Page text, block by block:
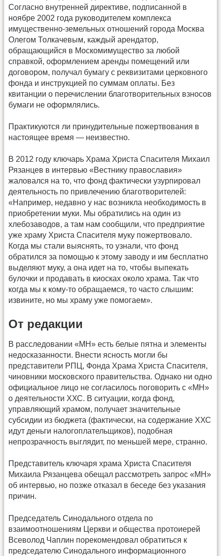
Согласно внутренней директиве, подписанной в
ноябре 2002 года руководителем комплекса
имущественно-земельных отношений города Москва
Олегом Толкачевым, каждый арендатор,
обращающийся в Москомимущество за любой
справкой, оформлением аренды помещений или
договором, получал бумагу с реквизитами церковного
фонда и инструкцией по суммам оплаты. Без
квитанции о перечислении благотворительных взносов
бумаги не оформлялись.
Практикуются ли принудительные пожертвования в
настоящее время — неизвестно.
В 2012 году ключарь Храма Христа Спасителя Михаил
Рязанцев в интервью «Вестнику православия»
жаловался на то, что фонд фактически узурпировал
деятельность по привлечению благотворителей:
«Например, недавно у нас возникла необходимость в
приобретении муки. Мы обратились на один из
хлебозаводов, а там нам сообщили, что предприятие
уже храму Христа Спасителя муку пожертвовало.
Когда мы стали выяснять, то узнали, что фонд
обратился за помощью к этому заводу и им бесплатно
выделяют муку, а она идет на то, чтобы выпекать
булочки и продавать в киосках около храма. Так что
когда мы к кому-то обращаемся, то часто слышим:
извините, но мы храму уже помогаем».
От редакции
В расследовании «МН» есть белые пятна и элементы
недосказанности. Внести ясность могли бы
представители РПЦ, Фонда Храма Христа Спасителя,
чиновники московского правительства. Однако ни одно
официальное лицо не согласилось поговорить с «МН»
о деятельности ХХС. В ситуации, когда фонд,
управляющий храмом, получает значительные
субсидии из бюджета (фактически, на содержание ХХС
идут деньги налогоплательщиков), подобная
непрозрачность выглядит, по меньшей мере, странно.
Представитель ключаря храма Христа Спасителя
Михаила Рязанцева обещал рассмотреть запрос «МН»
об интервью, но позже отказал в беседе без указания
причин.
Председатель Синодального отдела по
взаимоотношениям Церкви и общества протоиерей
Всеволод Чаплин порекомендовал обратиться к
председателю Синодального информационного